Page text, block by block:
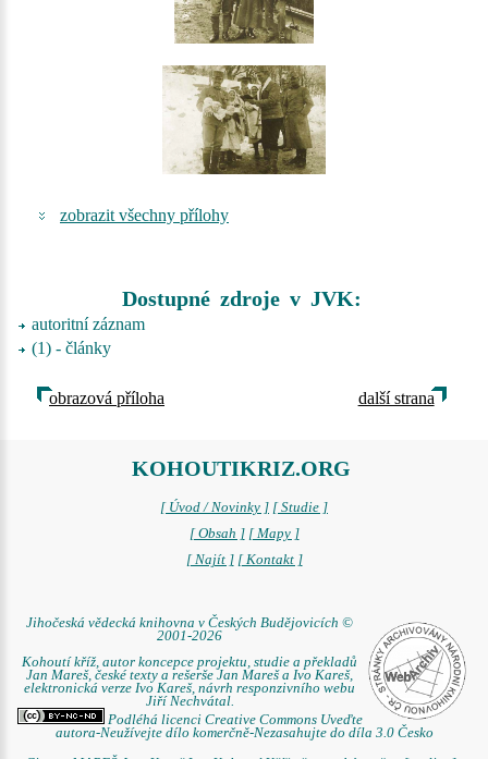
zobrazit všechny přílohy
Dostupné zdroje v JVK:
autoritní záznam
(1) - články
obrazová příloha další strana
KOHOUTIKRIZ.ORG
[ Úvod / Novinky ] [ Studie ]
[ Obsah ] [ Mapy ]
[ Najít ] [ Kontakt ]
Jihočeská vědecká knihovna v Českých Budějovicích ©
2001-2026
Kohoutí kříž, autor koncepce projektu, studie a překladů
Jan Mareš, české texty a rešerše Jan Mareš a Ivo Kareš,
elektronická verze Ivo Kareš, návrh responzivního webu
Jiří Nechvátal.
Podléhá licenci Creative Commons Uveďte
autora-Neužívejte dílo komerčně-Nezasahujte do díla 3.0 Česko